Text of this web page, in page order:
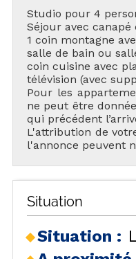
LES
HÉBERGEMENTS
Studio pour 4
Séjour avec
1 coin montagne
salle de bain ou
coin cuisine avec
télévision (avec
Pour les
ne peut être
qui précédent
L'attribution de
l'annonce peuvent
Situation
Situation :